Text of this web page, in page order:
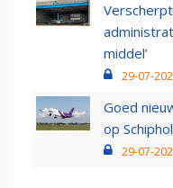
middel’
29-07-
Goed
op
29-07-